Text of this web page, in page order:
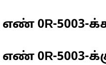
எண் 0R-5003-
எண் 0R-5003-